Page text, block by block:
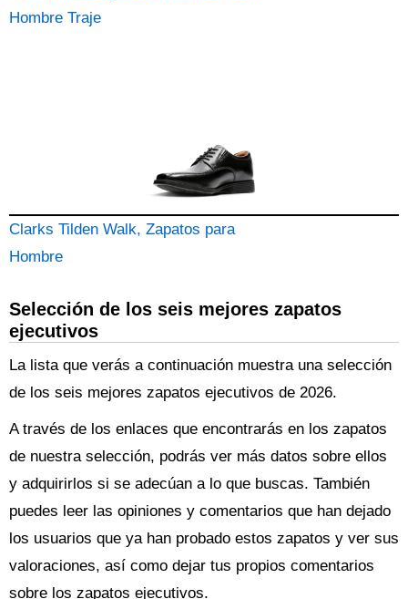
Hombre Traje
Clarks Tilden Walk, Zapatos para
Hombre
Selección de los seis mejores zapatos
ejecutivos
La lista que verás a continuación muestra una selección
de los seis mejores zapatos ejecutivos de 2026.
A través de los enlaces que encontrarás en los zapatos
de nuestra selección, podrás ver más datos sobre ellos
y adquirirlos si se adecúan a lo que buscas. También
puedes leer las opiniones y comentarios que han dejado
los usuarios que ya han probado estos zapatos y ver sus
valoraciones, así como dejar tus propios comentarios
sobre los zapatos ejecutivos.